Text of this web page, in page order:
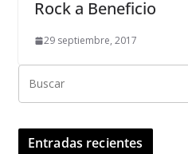
Rock a Beneficio
29 septiembre, 2017
Entradas recientes